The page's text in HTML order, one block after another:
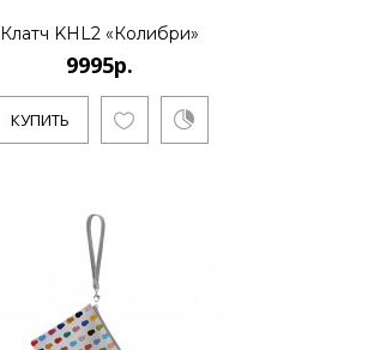
Клатч KHL2 «Колибри»
9995р.
КУПИТЬ